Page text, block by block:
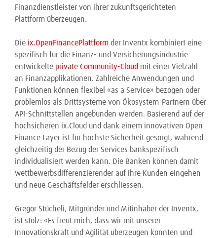
Finanzdienstleister von ihrer zukunftsgerichteten
Plattform überzeugen.
Die ix.OpenFinancePlattform der Inventx kombiniert eine
spezifisch für die Finanz- und Versicherungsindustrie
entwickelte private Community-Cloud mit einer Vielzahl
an Finanzapplikationen. Zahlreiche Anwendungen und
Funktionen können flexibel «as a Service» bezogen oder
problemlos als Drittsysteme von Ökosystem-Partnern über
API-Schnittstellen angebunden werden. Basierend auf der
hochsicheren ix.Cloud und dank einem innovativen Open
Finance Layer ist für höchste Sicherheit gesorgt, während
gleichzeitig der Bezug der Services bankspezifisch
individualisiert werden kann. Die Banken können damit
wettbewerbsdifferenzierender auf ihre Kunden eingehen
und neue Geschäftsfelder erschliessen.
Gregor Stücheli, Mitgründer und Mitinhaber der Inventx,
ist stolz: «Es freut mich, dass wir mit unserer
Innovationskraft und Agilität überzeugen konnten und